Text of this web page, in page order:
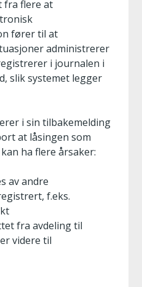
fra flere at
fører til at
administrerer
i journalen i
slik systemet legger
i sin tilbakemelding
at låsingen som
ha flere årsaker:
av andre
f.eks.
fra avdeling til
videre til